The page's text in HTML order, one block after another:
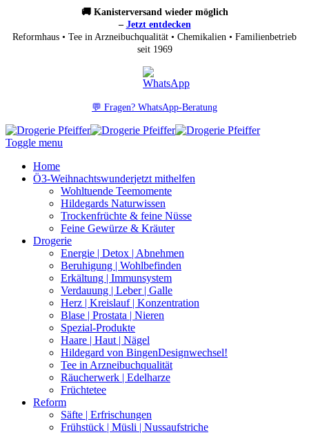
🚚 Kanisterversand wieder möglich
– Jetzt entdecken
Reformhaus • Tee in Arzneibuchqualität • Chemikalien • Familienbetrieb
seit 1969
💬 Fragen? WhatsApp-Beratung
Toggle menu
Home
Ö3-Weihnachtswunderjetzt mithelfen
Wohltuende Teemomente
Hildegards Naturwissen
Trockenfrüchte & feine Nüsse
Feine Gewürze & Kräuter
Drogerie
Energie | Detox | Abnehmen
Beruhigung | Wohlbefinden
Erkältung | Immunsystem
Verdauung | Leber | Galle
Herz | Kreislauf | Konzentration
Blase | Prostata | Nieren
Spezial-Produkte
Haare | Haut | Nägel
Hildegard von BingenDesignwechsel!
Tee in Arzneibuchqualität
Räucherwerk | Edelharze
Früchtetee
Reform
Säfte | Erfrischungen
Frühstück | Müsli | Nussaufstriche